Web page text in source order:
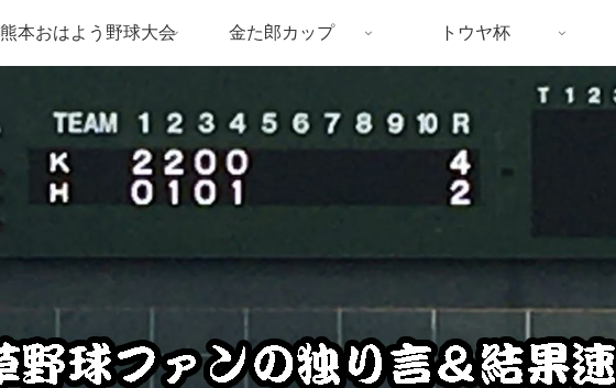
熊本おはよう野球大会 金た郎カップ トウヤ杯